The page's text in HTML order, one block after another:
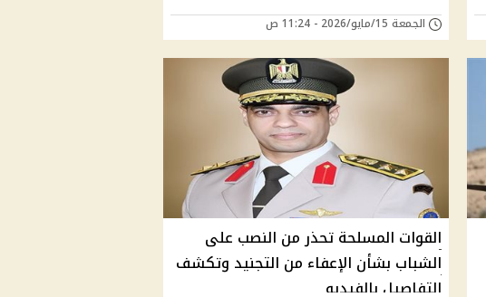
الجمعة 15/مايو/2026 - 11:24 ص
القوات المسلحة تحذر من النصب على
الشباب بشأن الإعفاء من التجنيد وتكشف
التفاصيل بالفيديو